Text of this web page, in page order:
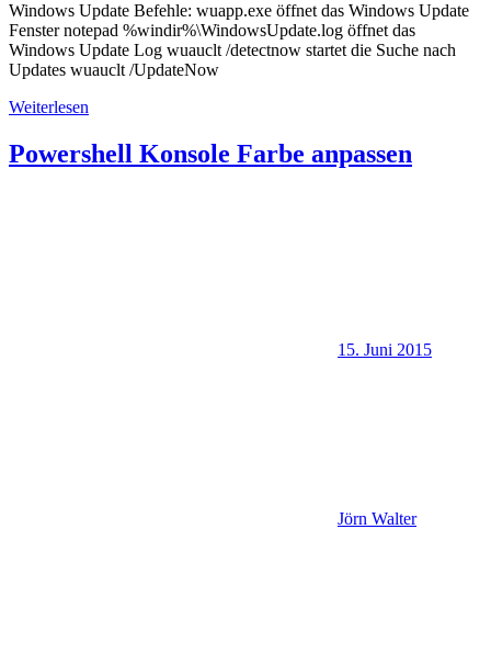
Windows Update Befehle: wuapp.exe öffnet das Windows Update
Fenster notepad %windir%\WindowsUpdate.log öffnet das
Windows Update Log wuauclt /detectnow startet die Suche nach
Updates wuauclt /UpdateNow
Weiterlesen
Powershell Konsole Farbe anpassen
15. Juni 2015
Jörn Walter